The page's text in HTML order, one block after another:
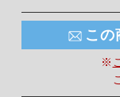
この
※